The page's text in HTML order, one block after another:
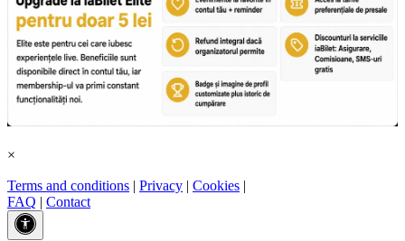
×
Terms and conditions | Privacy | Cookies |
FAQ | Contact